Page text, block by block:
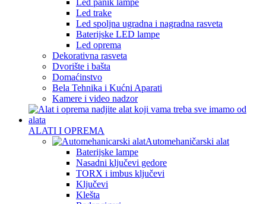
Led panik lampe
Led trake
Led spoljna ugradna i nagradna rasveta
Baterijske LED lampe
Led oprema
Dekorativna rasveta
Dvorište i bašta
Domaćinstvo
Bela Tehnika i Kućni Aparati
Kamere i video nadzor
ALATI I OPREMA
Automehaničarski alat
Baterijske lampe
Nasadni ključevi gedore
TORX i imbus ključevi
Ključevi
Klešta